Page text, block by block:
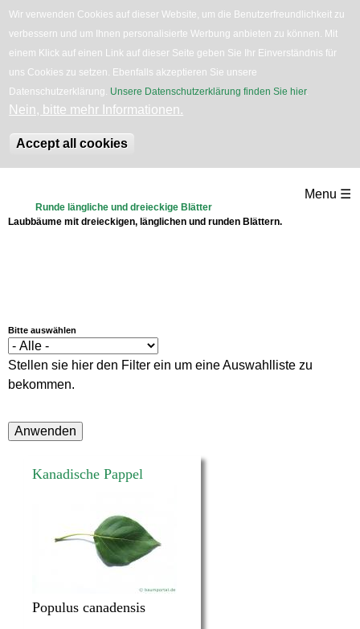
Wir verwenden Cookies auf dieser Website, um die Benutzerfreundlichkeit zu
verbessern und um Ihnen personalisierte Werbung anbieten zu können. Mit
einem Klick auf einen Link auf dieser Seite geben Sie Ihr Einverständnis für
uns Cookies zu setzen. Ebenfalls akzeptieren Sie unsere
Datenschutzerklärung. Unsere Datenschutzerklärung finden Sie hier.
Nein, bitte mehr Informationen.
Accept all cookies
zum
English Bäume Blumen Zurück
Menu ☰
Runde längliche und dreieckige Blätter
Laubbäume mit dreieckigen, länglichen und runden Blättern.
Bitte auswählen
Stellen sie hier den Filter ein um eine Auswahlliste zu
bekommen.
Kanadische Pappel
Populus canadensis